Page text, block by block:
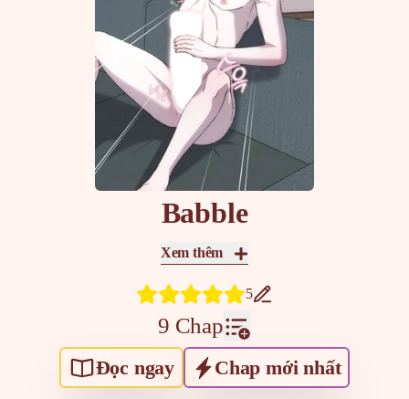
Babble
Xem thêm
5
9 Chap
Đọc ngay Chap mới nhất